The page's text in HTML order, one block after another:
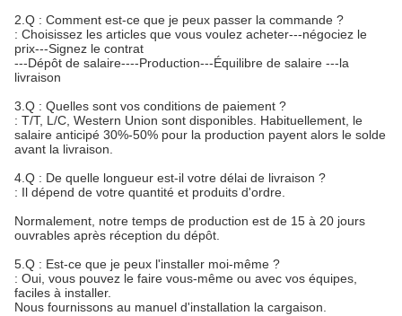
2.Q : Comment est-ce que je peux passer la commande ?
: Choisissez les articles que vous voulez acheter---négociez le
prix---Signez le contrat
---Dépôt de salaire----Production---Équilibre de salaire ---la
livraison
3.Q : Quelles sont vos conditions de paiement ?
: T/T, L/C, Western Union sont disponibles. Habituellement, le
salaire anticipé 30%-50% pour la production payent alors le solde
avant la livraison.
4.Q : De quelle longueur est-il votre délai de livraison ?
: Il dépend de votre quantité et produits d'ordre.
Normalement, notre temps de production est de 15 à 20 jours
ouvrables après réception du dépôt.
5.Q : Est-ce que je peux l'installer moi-même ?
: Oui, vous pouvez le faire vous-même ou avec vos équipes,
faciles à installer.
Nous fournissons au manuel d'installation la cargaison.